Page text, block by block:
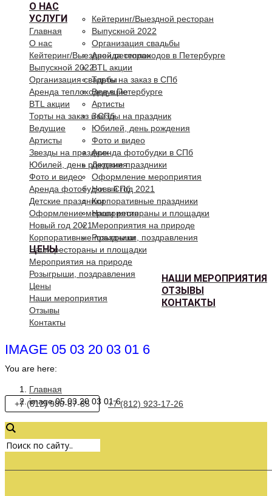
О НАС
УСЛУГИ
Кейтеринг/Выездной ресторан
Выпускной 2022
Организация свадьбы
Аренда теплоходов в Петербурге
BTL акции
Торты на заказ в СПб
Ведущие
Артисты
Звезды на праздник
Юбилей, день рождения
Фото и видео
Аренда фотобудки в СПб
Детские праздники
Оформление мероприятия
Новый год 2021
Корпоративные праздники
Наши рестораны и площадки
Мероприятия на природе
Розыгрыши, поздравления
ЦЕНЫ
НАШИ МЕРОПРИЯТИЯ
ОТЗЫВЫ
КОНТАКТЫ
Главная
О нас
Кейтеринг/Выездной ресторан
Выпускной 2022
Организация свадьбы
Аренда теплоходов в Петербурге
BTL акции
Торты на заказ в СПб
Ведущие
Артисты
Звезды на праздник
Юбилей, день рождения
Фото и видео
Аренда фотобудки в СПб
Детские праздники
Оформление мероприятия
Новый год 2021
Корпоративные праздники
Наши рестораны и площадки
Мероприятия на природе
Розыгрыши, поздравления
Цены
Наши мероприятия
Отзывы
Контакты
IMAGE 05 03 20 03 01 6
You are here:
Главная
image 05 03 20 03 01 6
+7 (812) 980-87-85 +7 (812) 923-17-26